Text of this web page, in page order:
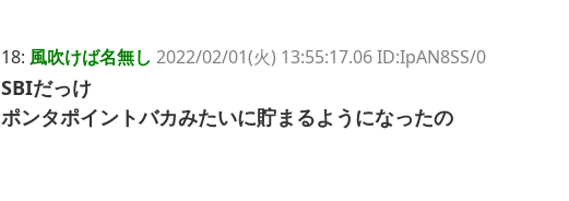
18: 風吹けば名無し 2022/02/01(火) 13:55:17.06 ID:IpAN8SS/0
SBIだっけ
ポンタポイントバカみたいに貯まるようになったの